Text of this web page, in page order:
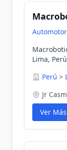
Lima, Perú
Perú >
Jr
Ver Más